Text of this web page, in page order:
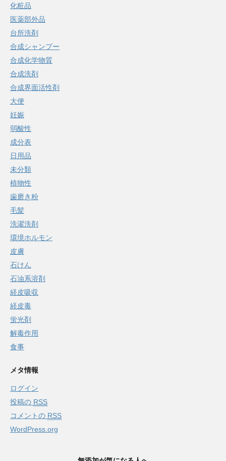
化粧品
医薬部外品
台所洗剤
合成シャンプー
合成化学物質
合成洗剤
合成界面活性剤
大便
妊娠
弱酸性
成分表
日用品
未分類
植物性
歯磨き粉
毛髪
洗濯洗剤
環境ホルモン
皮膚
石けん
石油系溶剤
経皮吸収
経皮毒
蛍光剤
解毒作用
食事
メタ情報
ログイン
投稿の RSS
コメントの RSS
WordPress.org